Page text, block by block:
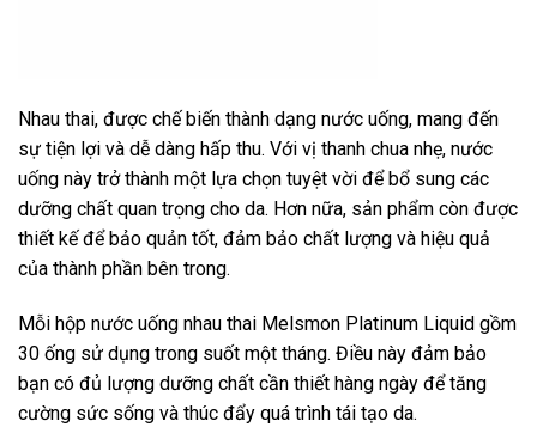
Nhau thai, được chế biến thành dạng nước uống, mang đến
sự tiện lợi và dễ dàng hấp thu. Với vị thanh chua nhẹ, nước
uống này trở thành một lựa chọn tuyệt vời để bổ sung các
dưỡng chất quan trọng cho da. Hơn nữa, sản phẩm còn được
thiết kế để bảo quản tốt, đảm bảo chất lượng và hiệu quả
của thành phần bên trong.
Mỗi hộp nước uống nhau thai Melsmon Platinum Liquid gồm
30 ống sử dụng trong suốt một tháng. Điều này đảm bảo
bạn có đủ lượng dưỡng chất cần thiết hàng ngày để tăng
cường sức sống và thúc đẩy quá trình tái tạo da.